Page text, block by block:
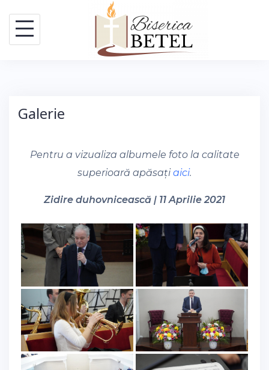
content
Galerie
Pentru a vizualiza albumele foto la calitate
superioară apăsațiaici.
Zidire duhovnicească | 11 Aprilie 2021